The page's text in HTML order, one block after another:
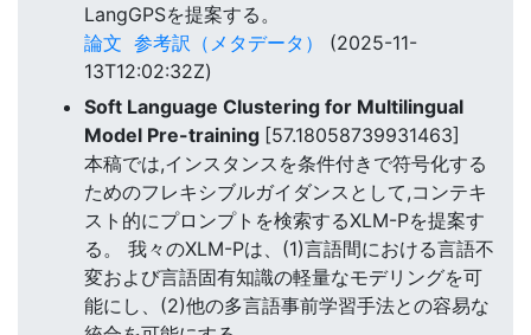
LangGPSを提案する。
論文 参考訳（メタデータ）
(2025-11-
13T12:02:32Z)
Soft Language Clustering for Multilingual
Model Pre-training [57.18058739931463]
本稿では,インスタンスを条件付きで符号化する
ためのフレキシブルガイダンスとして,コンテキ
スト的にプロンプトを検索するXLM-Pを提案す
る。 我々のXLM-Pは、(1)言語間における言語不
変および言語固有知識の軽量なモデリングを可
能にし、(2)他の多言語事前学習手法との容易な